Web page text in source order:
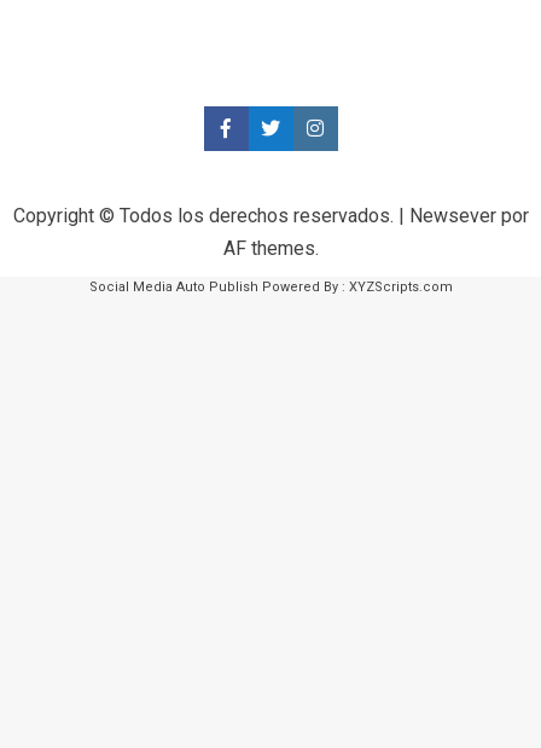
Copyright © Todos los derechos reservados. | Newseverpor
AF themes.
Social Media Auto Publish Powered By : XYZScripts.com